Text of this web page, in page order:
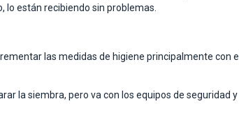
lo están recibiendo sin problemas.
las medidas de higiene principalmente con
la siembra, pero va con los equipos de seguridad